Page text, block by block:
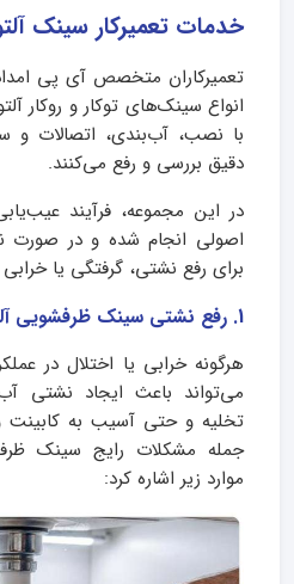
خدمات تعمیرکار سینک
تعمیرکاران متخصص آی پی
انواع سینک‌های توکار و روکار
با نصب، آب‌بندی، اتصالات و
دقیق بررسی و رفع می‌کنند.
در این مجموعه، فرآیند
اصولی انجام شده و در صورت
برای رفع نشتی، گرفتگی یا
1. رفع نشتی سینک ظرفشویی آلتون
هرگونه خرابی یا اختلال در
می‌تواند باعث ایجاد نشتی
تخلیه و حتی آسیب به کابینت
جمله مشکلات رایج سینک
موارد زیر اشاره کرد: